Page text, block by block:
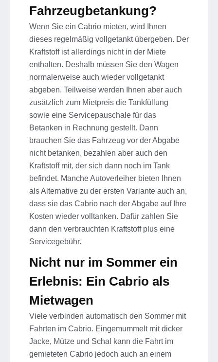
Fahrzeugbetankung?
Wenn Sie ein Cabrio mieten, wird Ihnen
dieses regelmäßig vollgetankt übergeben. Der
Kraftstoff ist allerdings nicht in der Miete
enthalten. Deshalb müssen Sie den Wagen
normalerweise auch wieder vollgetankt
abgeben. Teilweise werden Ihnen aber auch
zusätzlich zum Mietpreis die Tankfüllung
sowie eine Servicepauschale für das
Betanken in Rechnung gestellt. Dann
brauchen Sie das Fahrzeug vor der Abgabe
nicht betanken, bezahlen aber auch den
Kraftstoff mit, der sich dann noch im Tank
befindet. Manche Autoverleiher bieten Ihnen
als Alternative zu der ersten Variante auch an,
dass sie das Cabrio nach der Abgabe auf Ihre
Kosten wieder volltanken. Dafür zahlen Sie
dann den verbrauchten Kraftstoff plus eine
Servicegebühr.
Nicht nur im Sommer ein
Erlebnis: Ein Cabrio als
Mietwagen
Viele verbinden automatisch den Sommer mit
Fahrten im Cabrio. Eingemummelt mit dicker
Jacke, Mütze und Schal kann die Fahrt im
gemieteten Cabrio jedoch auch an einem